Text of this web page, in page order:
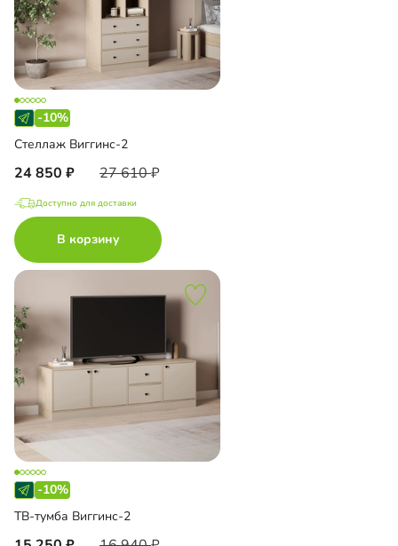
-10%
Стеллаж Виггинс-2
24 850 27 610
Доступно для доставки
В корзину
-10%
ТВ-тумба Виггинс-2